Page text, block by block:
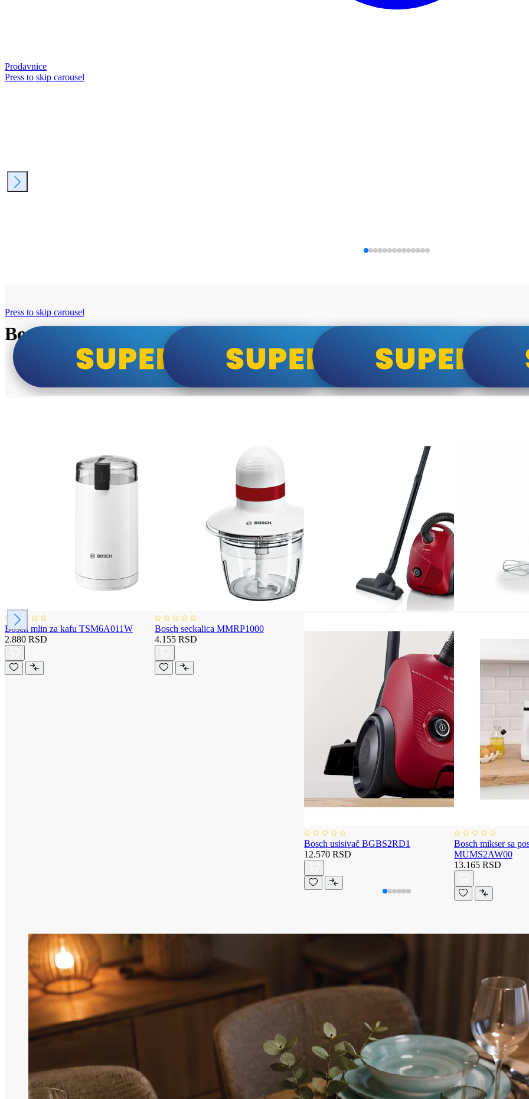
Prodavnice
Press to skip carousel
Bosch super cene
Press to skip carousel
Bosch mlin za kafu TSM6A011W
2.880 RSD
Bosch seckalica MMRP1000
4.155 RSD
Bosch usisivač BGBS2RD1
12.570 RSD
Bosch mikser sa
MUMS2AW00
13.165 RSD